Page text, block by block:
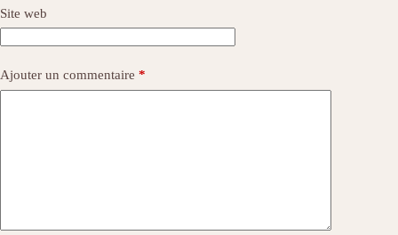
Site web
Ajouter un commentaire *